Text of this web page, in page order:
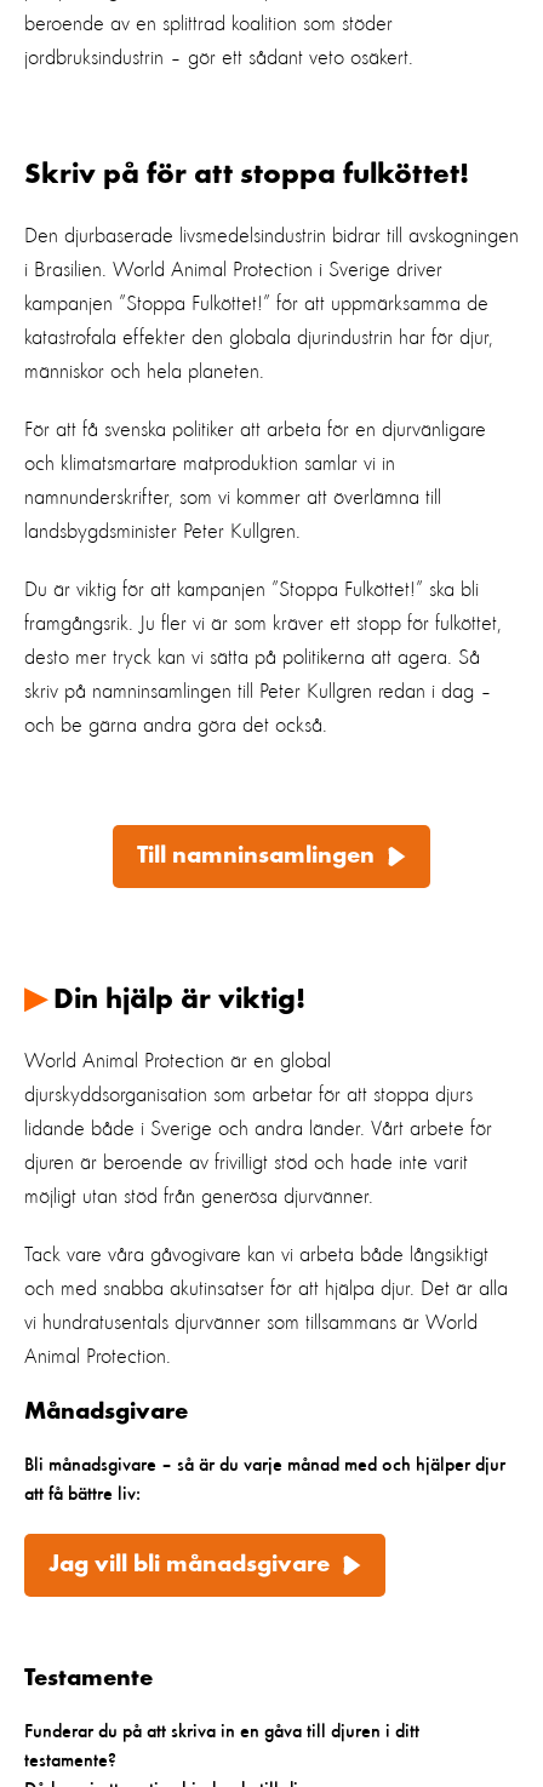
beroende av en splittrad koalition som stöder
jordbruksindustrin – gör ett sådant veto osäkert.
Skriv på för att stoppa fulköttet!
Den djurbaserade livsmedelsindustrin bidrar till avskogningen
i Brasilien. World Animal Protection i Sverige driver
kampanjen ”Stoppa Fulköttet!” för att uppmärksamma de
katastrofala effekter den globala djurindustrin har för djur,
människor och hela planeten.
För att få svenska politiker att arbeta för en djurvänligare
och klimatsmartare matproduktion samlar vi in
namnunderskrifter, som vi kommer att överlämna till
landsbygdsminister Peter Kullgren.
Du är viktig för att kampanjen ”Stoppa Fulköttet!” ska bli
framgångsrik. Ju fler vi är som kräver ett stopp för fulköttet,
desto mer tryck kan vi sätta på politikerna att agera. Så
skriv på namninsamlingen till Peter Kullgren redan i dag –
och be gärna andra göra det också.
Till namninsamlingen
▶ Din hjälp är viktig!
World Animal Protection är en global
djurskyddsorganisation som arbetar för att stoppa djurs
lidande både i Sverige och andra länder. Vårt arbete för
djuren är beroende av frivilligt stöd och hade inte varit
möjligt utan stöd från generösa djurvänner.
Tack vare våra gåvogivare kan vi arbeta både långsiktigt
och med snabba akutinsatser för att hjälpa djur. Det är alla
vi hundratusentals djurvänner som tillsammans är World
Animal Protection.
Månadsgivare
Bli månadsgivare – så är du varje månad med och hjälper djur
att få bättre liv:
Jag vill bli månadsgivare
Testamente
Funderar du på att skriva in en gåva till djuren i ditt
testamente?